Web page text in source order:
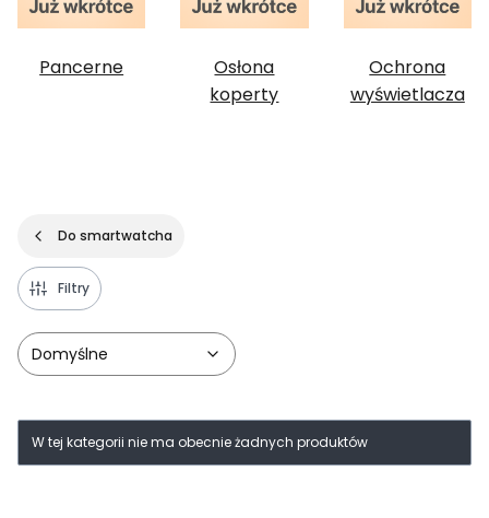
Pancerne
Osłona
koperty
Ochrona
wyświetlacza
Do smartwatcha
Filtry
Domyślne
Lista produktów
W tej kategorii nie ma obecnie żadnych produktów